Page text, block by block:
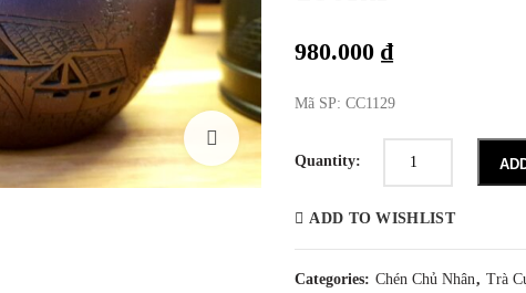
980.000 ₫
Mã SP: CC1129
Quantity:
Chén
Tử
Xuân
Nam
quantity
ADD TO WISHLIST
Categories: Chén Chủ Nhân, Trà